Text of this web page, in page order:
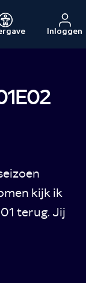
Inloggen
kijk ik
terug. Jij